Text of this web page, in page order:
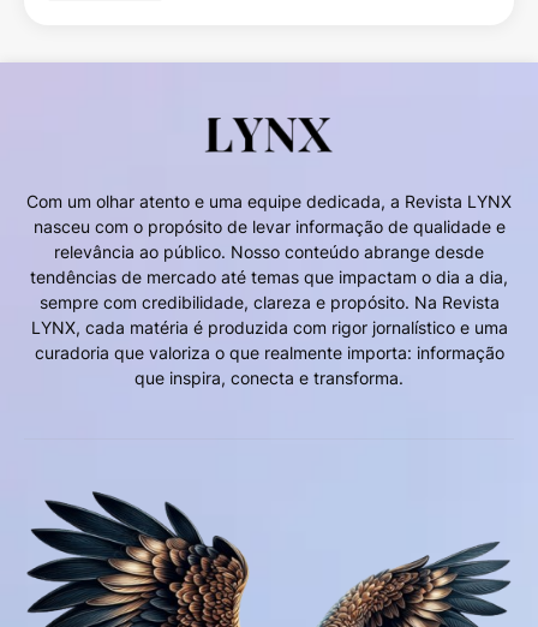
Com um olhar atento e uma equipe dedicada, a Revista LYNX
nasceu com o propósito de levar informação de qualidade e
relevância ao público. Nosso conteúdo abrange desde
tendências de mercado até temas que impactam o dia a dia,
sempre com credibilidade, clareza e propósito. Na Revista
LYNX, cada matéria é produzida com rigor jornalístico e uma
curadoria que valoriza o que realmente importa: informação
que inspira, conecta e transforma.